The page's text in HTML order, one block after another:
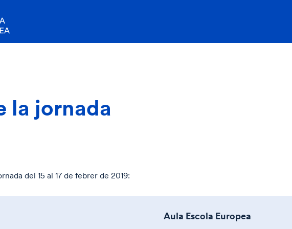
la jornada
del 15 al 17 de febrer de 2019:
Aula Escola Europea